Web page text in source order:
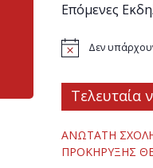
Επόμενες
Δεν
Τελευταία
ΑΝΩΤΑΤΗ
ΠΡΟΚΗΡΥΞΗΣ